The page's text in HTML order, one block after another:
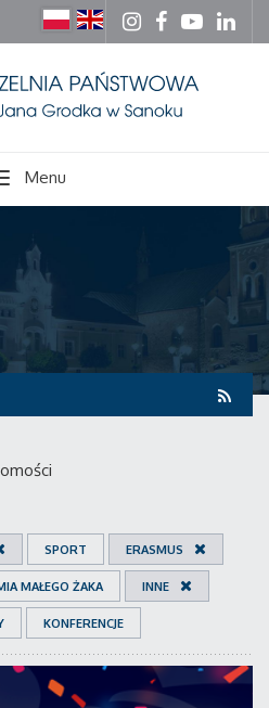
Menu
SPORT ERASMUS
MAŁEGO ŻAKA INNE
KONFERENCJE